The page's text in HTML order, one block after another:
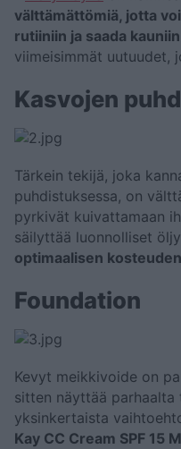
välttämättömiä, jotta
rutiiniin ja saada
viimeisimmät uutuudet,
Kasvojen
Tärkein tekijä, joka
puhdistuksessa, on
pyrkivät kuivattamaan
säilyttää luonnolliset
optimaalisen
Foundation
Kevyt meikkivoide on
sitten näyttää parhaalta
yksinkertaista
Kay CC Cream SPF 15